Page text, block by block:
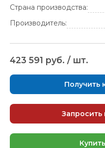
Страна производства:
Производитель:
423 591 руб. / шт.
Получить